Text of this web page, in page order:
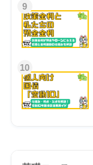
9
10